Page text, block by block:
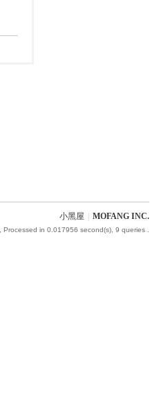
小黑屋 MOFANG INC.
, Processed in 0.017956 second(s), 9 queries .